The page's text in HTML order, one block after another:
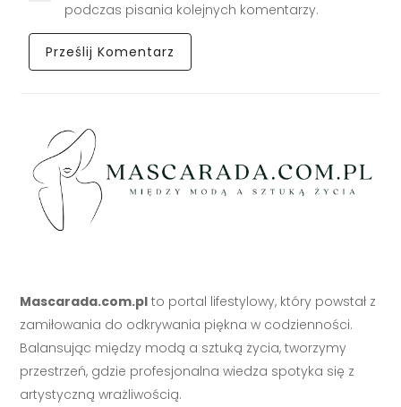
podczas pisania kolejnych komentarzy.
Mascarada.com.pl to portal lifestylowy, który powstał z
zamiłowania do odkrywania piękna w codzienności.
Balansując między modą a sztuką życia, tworzymy
przestrzeń, gdzie profesjonalna wiedza spotyka się z
artystyczną wrażliwością.